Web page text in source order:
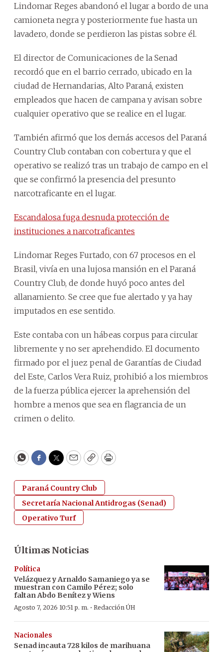
Lindomar Reges abandonó el lugar a bordo de una
camioneta negra y posteriormente fue hasta un
lavadero, donde se perdieron las pistas sobre él.
El director de Comunicaciones de la Senad
recordó que en el barrio cerrado, ubicado en la
ciudad de Hernandarias, Alto Paraná, existen
empleados que hacen de campana y avisan sobre
cualquier operativo que se realice en el lugar.
También afirmó que los demás accesos del Paraná
Country Club contaban con cobertura y que el
operativo se realizó tras un trabajo de campo en el
que se confirmó la presencia del presunto
narcotraficante en el lugar.
Escandalosa fuga desnuda protección de
instituciones a narcotraficantes
Lindomar Reges Furtado, con 67 procesos en el
Brasil, vivía en una lujosa mansión en el Paraná
Country Club, de donde huyó poco antes del
allanamiento. Se cree que fue alertado y ya hay
imputados en ese sentido.
Este contaba con un hábeas corpus para circular
libremente y no ser aprehendido. El documento
firmado por el juez penal de Garantías de Ciudad
del Este, Carlos Vera Ruiz, prohibió a los miembros
de la fuerza pública ejercer la aprehensión del
hombre a menos que sea en flagrancia de un
crimen o delito.
WhatsApp
Facebook
Twitter
EmailCopyPrint
Paraná Country Club
Secretaría Nacional Antidrogas (Senad)
Operativo Turf
Últimas Noticias
Política
Velázquez y Arnaldo Samaniego ya se
muestran con Camilo Pérez; solo
faltan Abdo Benítez y Wiens
Agosto 7, 2026 10:51 p. m. · Redacción ÚH
Nacionales
Senad incauta 728 kilos de marihuana